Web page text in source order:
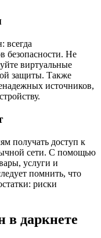
всегда
безопасности. Не
виртуальные
защиты. Также
источников,
получать доступ к
сети. С помощью
услуги и
помнить, что
риски
в даркнете